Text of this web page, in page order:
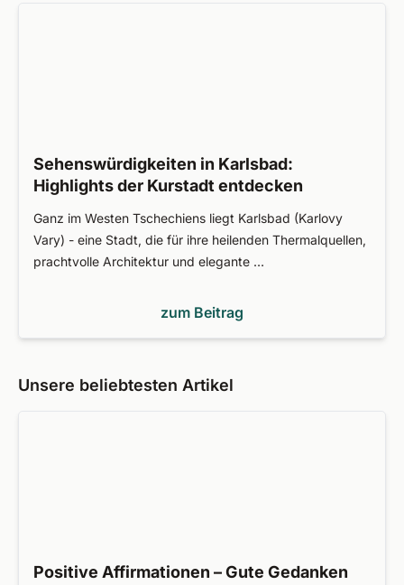
Sehenswürdigkeiten in Karlsbad:
Highlights der Kurstadt entdecken
Ganz im Westen Tschechiens liegt Karlsbad (Karlovy
Vary) - eine Stadt, die für ihre heilenden Thermalquellen,
prachtvolle Architektur und elegante …
zum Beitrag
Unsere beliebtesten Artikel
Positive Affirmationen – Gute Gedanken